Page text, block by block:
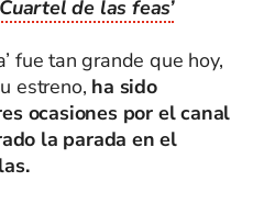
de las feas’
fue tan grande que hoy,
estreno, ha sido
ocasiones por el canal
la parada en el